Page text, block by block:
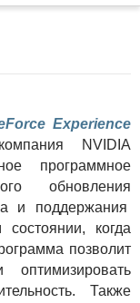
Experience
NVIDIA
программное
обновления
и поддержания
когда
позволит
оптимизировать
Также